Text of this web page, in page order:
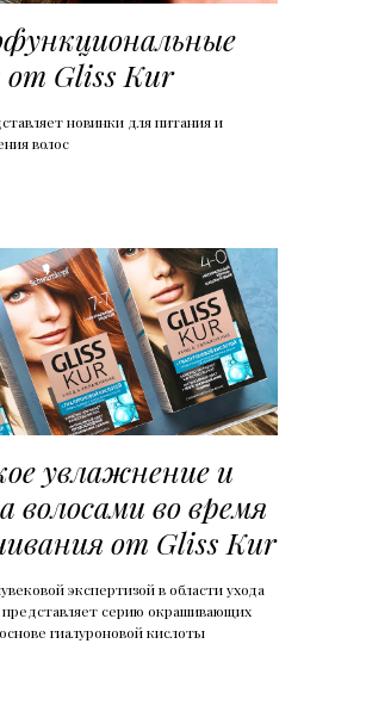
от Gliss Kur
новинки для питания и
волос
увлажнение и
волосами во время
от Gliss Kur
экспертизой в области ухода
представляет серию окрашивающих
гиалуроновой кислоты